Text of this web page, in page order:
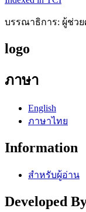
บรรณาธิการ: ผู้ช่ว
logo
ภาษา
English
ภาษาไทย
Information
สำหรับผู้อ่าน
Developed